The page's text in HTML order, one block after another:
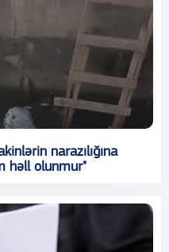
narazılığına
həll olunmur"